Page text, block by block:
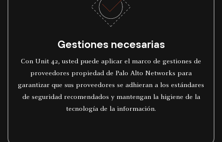
Gestiones necesarias
Con Unit 42, usted puede aplicar el marco de gestiones de
proveedores propiedad de Palo Alto Networks para
garantizar que sus proveedores se adhieran a los estándares
de seguridad recomendados y mantengan la higiene de la
tecnología de la información.